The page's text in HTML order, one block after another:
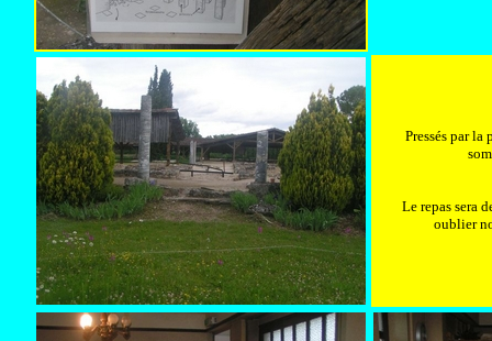
Pressés par
Le repas sera
oublier